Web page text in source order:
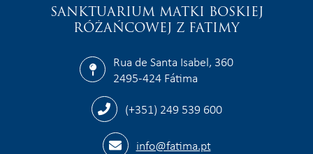
SANKTUARIUM MATKI BOSKIEJ
RÓŻAŃCOWEJ Z FATIMY
Rua de Santa Isabel, 360
2495-424 Fátima
(+351) 249 539 600
info@fatima.pt